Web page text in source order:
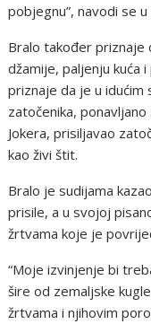
pobjegnu”, navodi se u
Bralo također priznaje
džamije, paljenju kuća
priznaje da je u idućim
zatočenika,
Jokera, prisiljavao
kao živi štit.
Bralo je sudijama
prisile, a u svojoj
žrtvama koje je
“Moje izvinjenje bi
šire od zemaljske
žrtvama i njihovim